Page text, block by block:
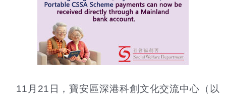
11月21日，寶安區深港科創文化交流中心（以